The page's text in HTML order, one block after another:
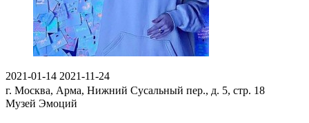
2021-01-14 2021-11-24
г. Москва, Арма, Нижний Сусальный пер., д. 5, стр. 18
Музей Эмоций